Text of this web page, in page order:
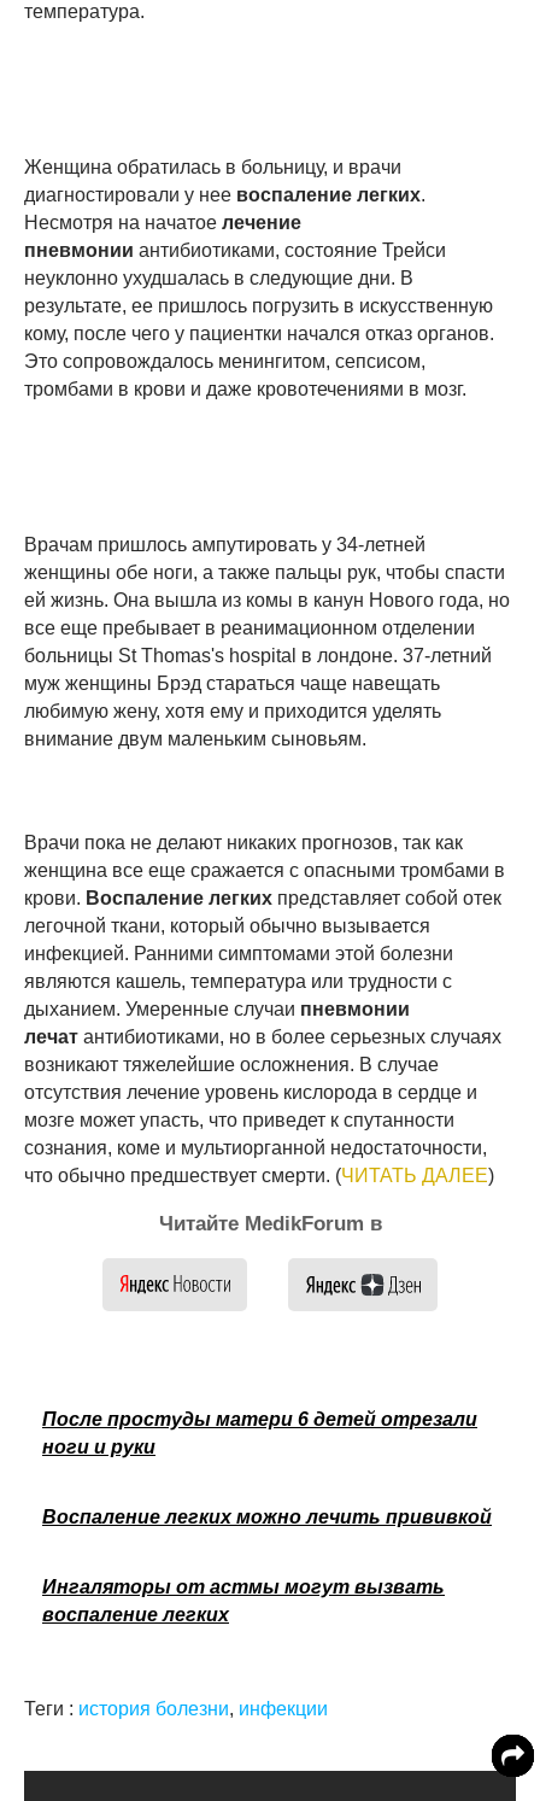
температура.
Женщина обратилась в больницу, и врачи
диагностировали у нее воспаление легких.
Несмотря на начатое лечение
пневмонии антибиотиками, состояние Трейси
неуклонно ухудшалась в следующие дни. В
результате, ее пришлось погрузить в искусственную
кому, после чего у пациентки начался отказ органов.
Это сопровождалось менингитом, сепсисом,
тромбами в крови и даже кровотечениями в мозг.
Врачам пришлось ампутировать у 34-летней
женщины обе ноги, а также пальцы рук, чтобы спасти
ей жизнь. Она вышла из комы в канун Нового года, но
все еще пребывает в реанимационном отделении
больницы St Thomas's hospital в лондоне. 37-летний
муж женщины Брэд стараться чаще навещать
любимую жену, хотя ему и приходится уделять
внимание двум маленьким сыновьям.
Врачи пока не делают никаких прогнозов, так как
женщина все еще сражается с опасными тромбами в
крови. Воспаление легких представляет собой отек
легочной ткани, который обычно вызывается
инфекцией. Ранними симптомами этой болезни
являются кашель, температура или трудности с
дыханием. Умеренные случаи пневмонии
лечат антибиотиками, но в более серьезных случаях
возникают тяжелейшие осложнения. В случае
отсутствия лечение уровень кислорода в сердце и
мозге может упасть, что приведет к спутанности
сознания, коме и мультиорганной недостаточности,
что обычно предшествует смерти. (ЧИТАТЬ ДАЛЕЕ)
Читайте MedikForum в
После простуды матери 6 детей отрезали
ноги и руки
Воспаление легких можно лечить прививкой
Ингаляторы от астмы могут вызвать
воспаление легких
Теги : история болезни, инфекции